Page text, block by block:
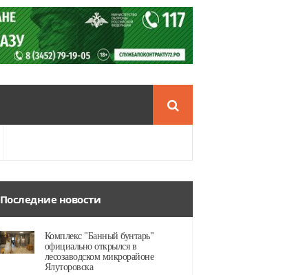
Последние новости
Комплекс "Банный бунтарь"
официально открылся в
лесозаводском микрорайоне
Ялуторовска